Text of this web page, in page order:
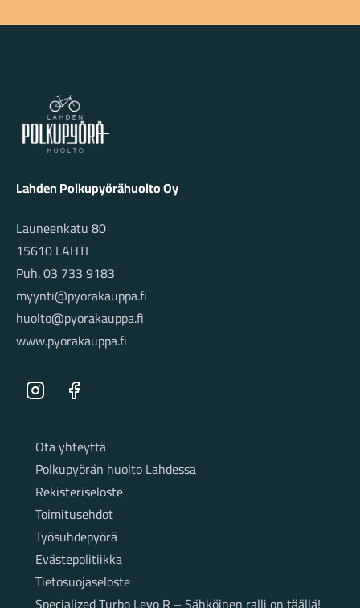
Lahden Polkupyörähuolto - etusivulle
Lahden Polkupyörähuolto Oy
Launeenkatu 80
15610 LAHTI
Puh. 03 733 9183
myynti@pyorakauppa.fi
huolto@pyorakauppa.fi
www.pyorakauppa.fi
Instagram Facebook
SivutOta yhteyttä
Polkupyörän huolto Lahdessa
Rekisteriseloste
Toimitusehdot
Työsuhdepyörä
Evästepolitiikka
Tietosuojaseloste